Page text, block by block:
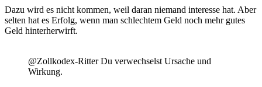
Dazu wird es nicht kommen, weil daran niemand interesse hat. Aber
selten hat es Erfolg, wenn man schlechtem Geld noch mehr gutes
Geld hinterherwirft.
@Zollkodex-Ritter Du verwechselst Ursache und
Wirkung.